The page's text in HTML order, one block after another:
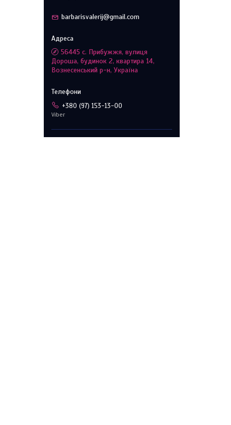
barbarisvalerij@gmail.com
56445 с. Прибужжя, вулиця
Дороша, будинок 2, квартира 14,
Вознесенський р-н, Україна
+380 (97) 153-13-00
Viber